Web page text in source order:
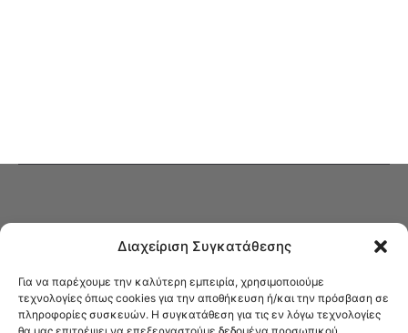
Διαχείριση Συγκατάθεσης
Για να παρέχουμε την καλύτερη εμπειρία, χρησιμοποιούμε
τεχνολογίες όπως cookies για την αποθήκευση ή/και την πρόσβαση σε
πληροφορίες συσκευών. Η συγκατάθεση για τις εν λόγω τεχνολογίες
Στο Καφενείο θα βρείτε όλες τις ειδήσεις που αφορούν την Νέα